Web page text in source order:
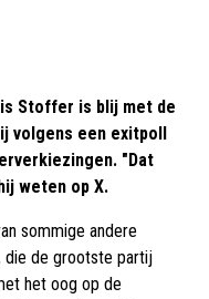
Stoffer is blij met de
volgens een exitpoll
"Dat
weten op X.
sommige andere
die de grootste partij
het oog op de